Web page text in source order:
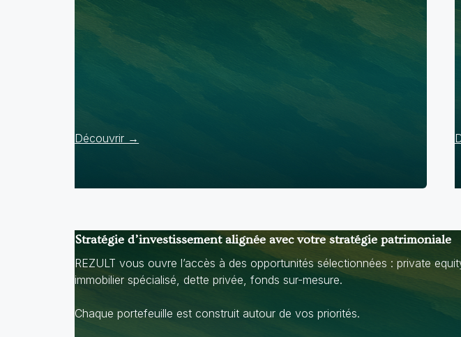
Découvrir →
Stratégie d’investissement alignée avec votre stratégie patrimoniale
REZULT vous ouvre l’accès à des opportunités sélectionnées : private
immobilier spécialisé, dette privée, fonds sur-mesure.
Chaque portefeuille est construit autour de vos priorités.